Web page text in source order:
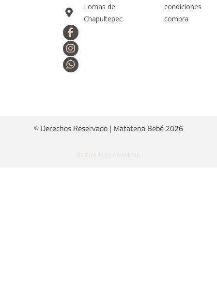
Lomas de
Chapultepec
condiciones
compra
© Derechos Reservado | Matatena Bebé 2026
Realizada por Muvinop